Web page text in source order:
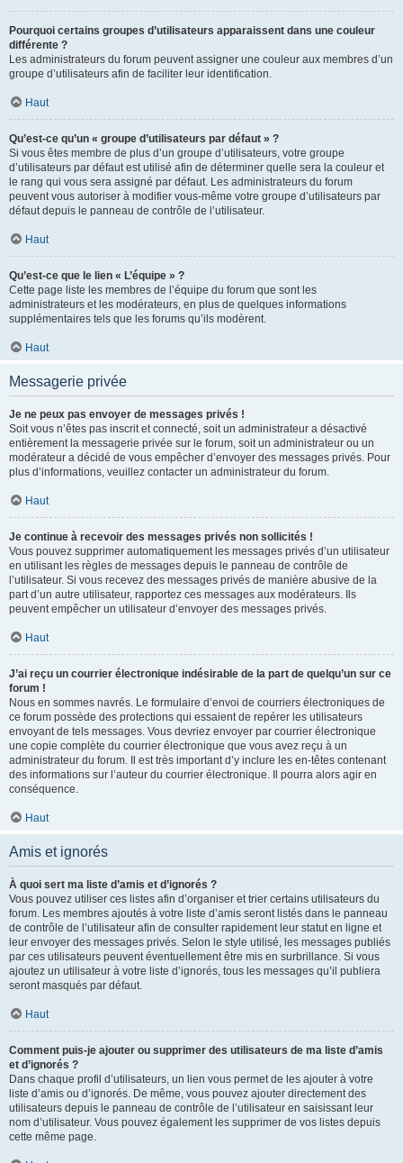
Pourquoi certains groupes d’utilisateurs apparaissent dans une couleur
différente ?
Les administrateurs du forum peuvent assigner une couleur aux membres d’un
groupe d’utilisateurs afin de faciliter leur identification.
Haut
Qu’est-ce qu’un « groupe d’utilisateurs par défaut » ?
Si vous êtes membre de plus d’un groupe d’utilisateurs, votre groupe
d’utilisateurs par défaut est utilisé afin de déterminer quelle sera la couleur et
le rang qui vous sera assigné par défaut. Les administrateurs du forum
peuvent vous autoriser à modifier vous-même votre groupe d’utilisateurs par
défaut depuis le panneau de contrôle de l’utilisateur.
Haut
Qu’est-ce que le lien « L’équipe » ?
Cette page liste les membres de l’équipe du forum que sont les
administrateurs et les modérateurs, en plus de quelques informations
supplémentaires tels que les forums qu’ils modèrent.
Haut
Messagerie privée
Je ne peux pas envoyer de messages privés !
Soit vous n’êtes pas inscrit et connecté, soit un administrateur a désactivé
entièrement la messagerie privée sur le forum, soit un administrateur ou un
modérateur a décidé de vous empêcher d’envoyer des messages privés. Pour
plus d’informations, veuillez contacter un administrateur du forum.
Haut
Je continue à recevoir des messages privés non sollicités !
Vous pouvez supprimer automatiquement les messages privés d’un utilisateur
en utilisant les règles de messages depuis le panneau de contrôle de
l’utilisateur. Si vous recevez des messages privés de manière abusive de la
part d’un autre utilisateur, rapportez ces messages aux modérateurs. Ils
peuvent empêcher un utilisateur d’envoyer des messages privés.
Haut
J’ai reçu un courrier électronique indésirable de la part de quelqu’un sur ce
forum !
Nous en sommes navrés. Le formulaire d’envoi de courriers électroniques de
ce forum possède des protections qui essaient de repérer les utilisateurs
envoyant de tels messages. Vous devriez envoyer par courrier électronique
une copie complète du courrier électronique que vous avez reçu à un
administrateur du forum. Il est très important d’y inclure les en-têtes contenant
des informations sur l’auteur du courrier électronique. Il pourra alors agir en
conséquence.
Haut
Amis et ignorés
À quoi sert ma liste d’amis et d’ignorés ?
Vous pouvez utiliser ces listes afin d’organiser et trier certains utilisateurs du
forum. Les membres ajoutés à votre liste d’amis seront listés dans le panneau
de contrôle de l’utilisateur afin de consulter rapidement leur statut en ligne et
leur envoyer des messages privés. Selon le style utilisé, les messages publiés
par ces utilisateurs peuvent éventuellement être mis en surbrillance. Si vous
ajoutez un utilisateur à votre liste d’ignorés, tous les messages qu’il publiera
seront masqués par défaut.
Haut
Comment puis-je ajouter ou supprimer des utilisateurs de ma liste d’amis
et d’ignorés ?
Dans chaque profil d’utilisateurs, un lien vous permet de les ajouter à votre
liste d’amis ou d’ignorés. De même, vous pouvez ajouter directement des
utilisateurs depuis le panneau de contrôle de l’utilisateur en saisissant leur
nom d’utilisateur. Vous pouvez également les supprimer de vos listes depuis
cette même page.